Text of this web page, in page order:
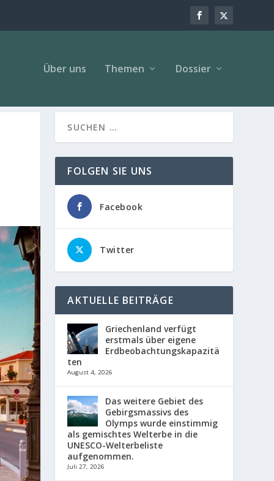
Über uns Themen Dossier
FOLGEN SIE UNS
Facebook
Twitter
AKTUELLE BEITRÄGE
Griechenland verfügt
erstmals über eigene
Erdbeobachtungskapazitä
ten
August 4, 2026
Das weitere Gebiet des
Gebirgsmassivs des
Olymps wurde einstimmig
als gemischtes Welterbe in die
UNESCO-Welterbeliste
aufgenommen.
Juli 27, 2026